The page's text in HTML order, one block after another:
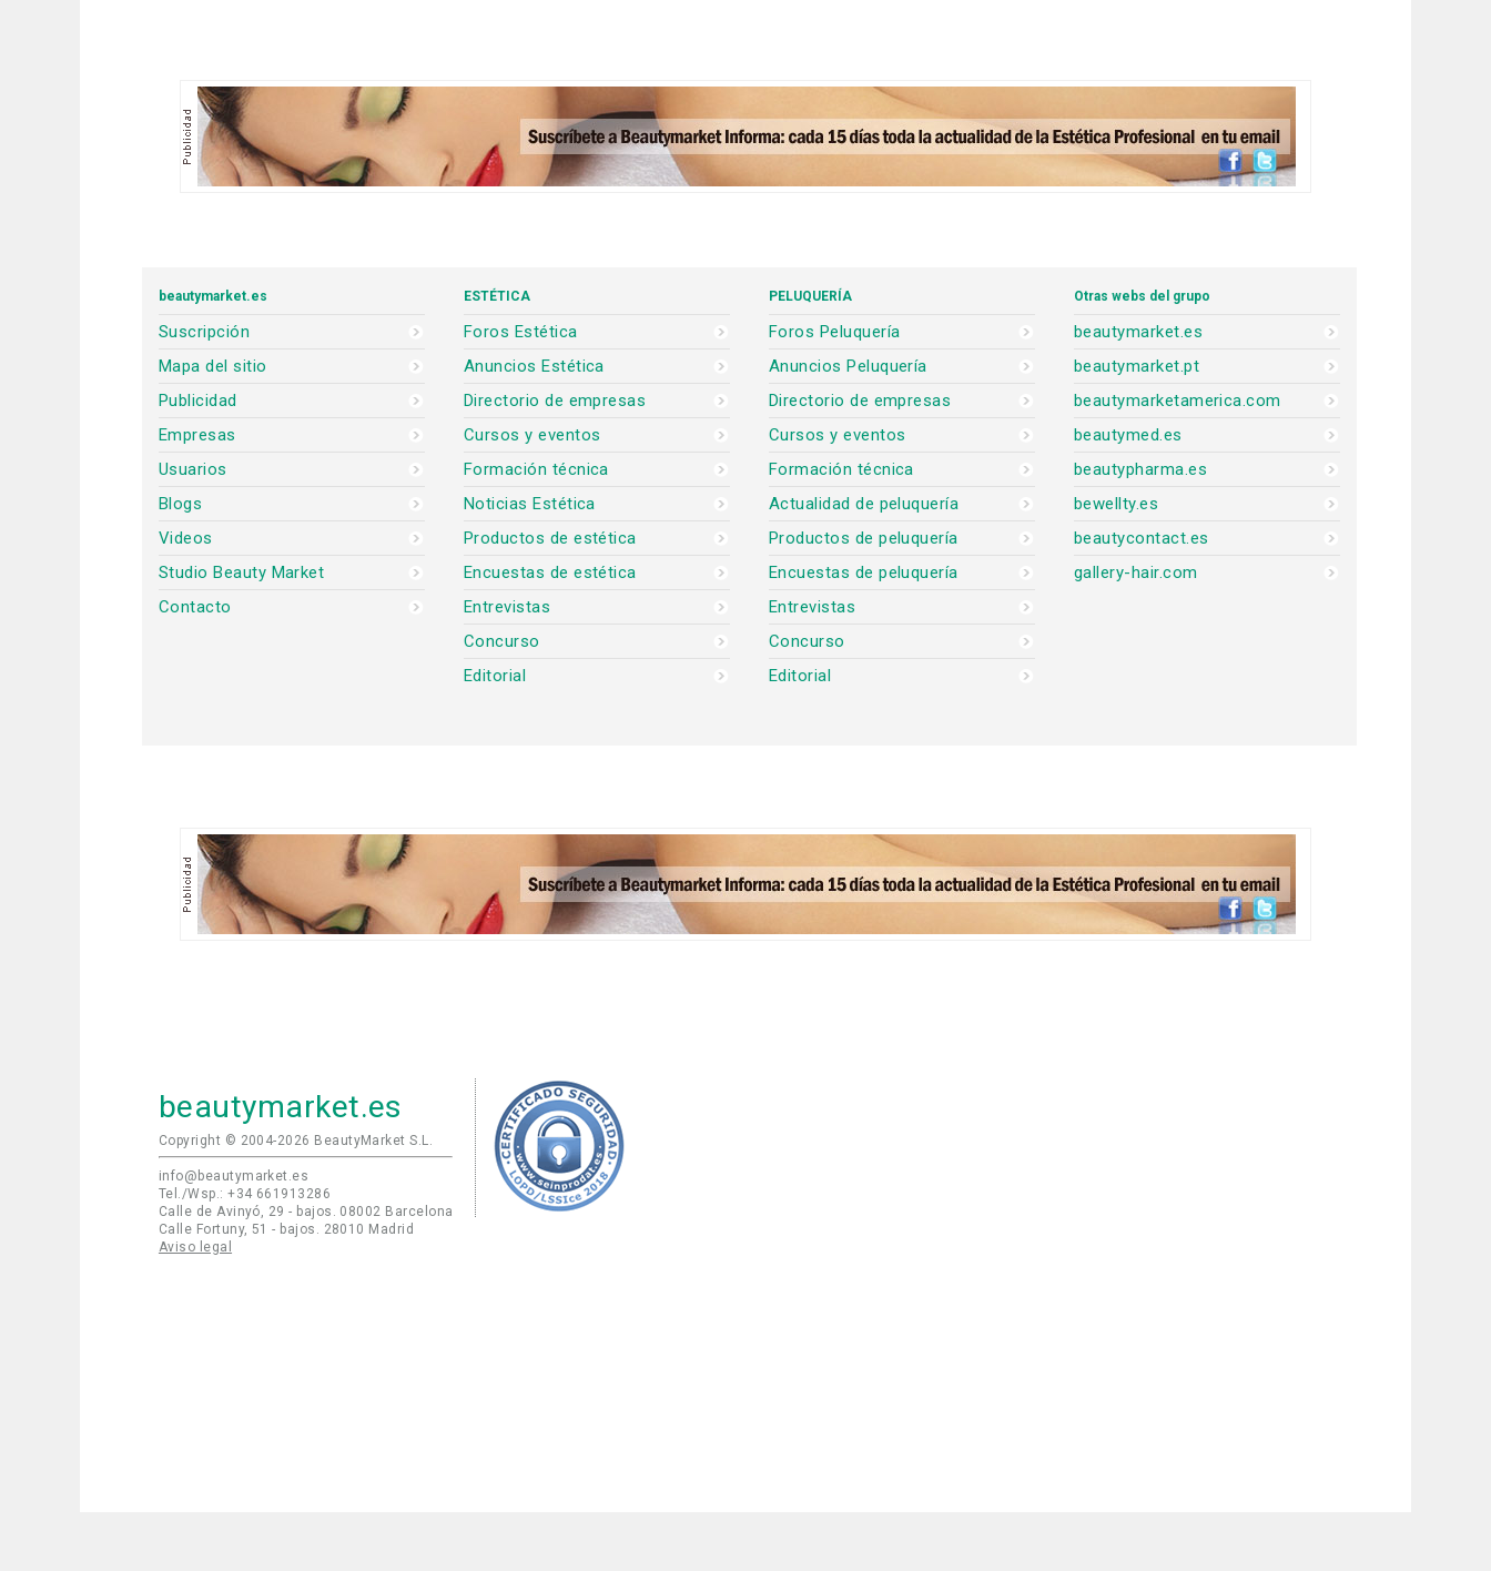
beautymarket.es
Suscripción
Mapa del sitio
Publicidad
Empresas
Usuarios
Blogs
Videos
Studio Beauty Market
Contacto
ESTÉTICA
Foros Estética
Anuncios Estética
Directorio de empresas
Cursos y eventos
Formación técnica
Noticias Estética
Productos de estética
Encuestas de estética
Entrevistas
Concurso
Editorial
PELUQUERÍA
Foros Peluquería
Anuncios Peluquería
Directorio de empresas
Cursos y eventos
Formación técnica
Actualidad de peluquería
Productos de peluquería
Encuestas de peluquería
Entrevistas
Concurso
Editorial
Otras webs del grupo
beautymarket.es
beautymarket.pt
beautymarketamerica.com
beautymed.es
beautypharma.es
bewellty.es
beautycontact.es
gallery-hair.com
beautymarket.es
Copyright © 2004-2026 BeautyMarket S.L.
info@beautymarket.es
Tel./Wsp.: +34 661913286
Calle de Avinyó, 29 - bajos. 08002 Barcelona
Calle Fortuny, 51 - bajos. 28010 Madrid
Aviso legal